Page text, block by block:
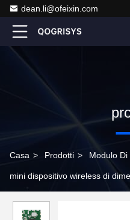
dean.li@ofeixin.com
Casa > Prodotti > Modulo Di
mini dispositivo wireless di